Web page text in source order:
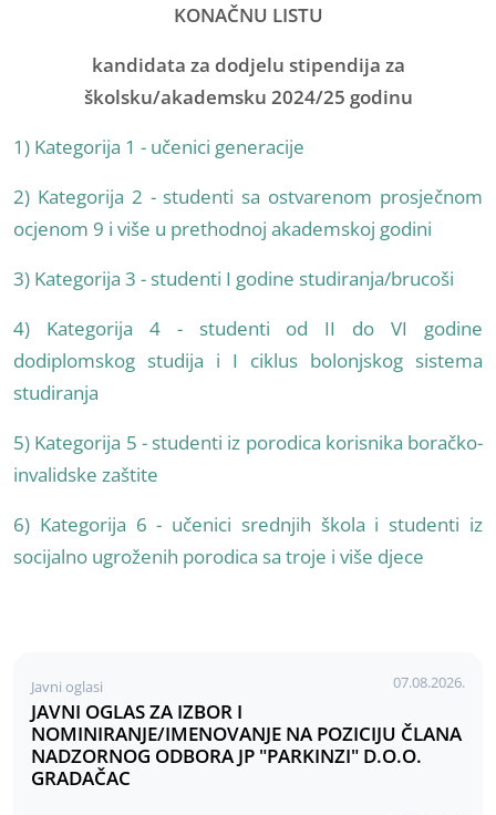
KONAČNU LISTU
kandidata za dodjelu stipendija za
školsku/akademsku 2024/25 godinu
1) Kategorija 1 - učenici generacije
2) Kategorija 2 - studenti sa ostvarenom prosječnom
ocjenom 9 i više u prethodnoj akademskoj godini
3) Kategorija 3 - studenti I godine studiranja/brucoši
4) Kategorija 4 - studenti od II do VI godine
dodiplomskog studija i I ciklus bolonjskog sistema
studiranja
5) Kategorija 5 - studenti iz porodica korisnika boračko-
invalidske zaštite
6) Kategorija 6 - učenici srednjih škola i studenti iz
socijalno ugroženih porodica sa troje i više djece
Javni oglasi 07.08.2026.
JAVNI OGLAS ZA IZBOR I
NOMINIRANJE/IMENOVANJE NA POZICIJU ČLANA
NADZORNOG ODBORA JP "PARKINZI" D.O.O.
GRADAČAC